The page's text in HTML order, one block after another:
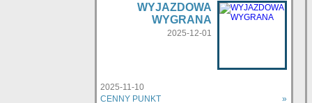
WYJAZDOWA
WYGRANA
2025-12-01
2025-11-10
CENNY PUNKT
»